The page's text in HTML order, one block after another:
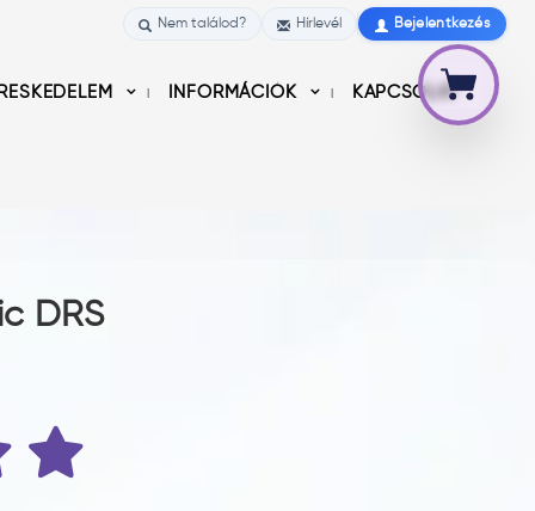
Nem találod? Hírlevél Bejelentkezés
INFORMÁCIÓK KAPCSOLAT
DRS